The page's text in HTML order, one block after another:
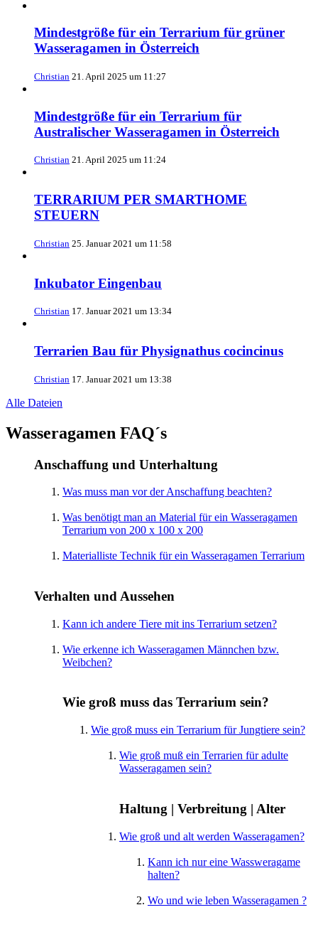
Mindestgröße für ein Terrarium für grüner
Wasseragamen in Österreich
Christian 21. April 2025 um 11:27
Mindestgröße für ein Terrarium für
Australischer Wasseragamen in Österreich
Christian 21. April 2025 um 11:24
TERRARIUM PER SMARTHOME
STEUERN
Christian 25. Januar 2021 um 11:58
Inkubator Eingenbau
Christian 17. Januar 2021 um 13:34
Terrarien Bau für Physignathus cocincinus
Christian 17. Januar 2021 um 13:38
Alle Dateien
Wasseragamen FAQ´s
Anschaffung und Unterhaltung
Was muss man vor der Anschaffung beachten?
Was benötigt man an Material für ein Wasseragamen
Terrarium von 200 x 100 x 200
Materialliste Technik für ein Wasseragamen Terrarium
Verhalten und Aussehen
Kann ich andere Tiere mit ins Terrarium setzen?
Wie erkenne ich Wasseragamen Männchen bzw.
Weibchen?
Wie groß muss das Terrarium sein?
Wie groß muss ein Terrarium für Jungtiere sein?
Wie groß muß ein Terrarien für adulte
Wasseragamen sein?
Haltung | Verbreitung | Alter
Wie groß und alt werden Wasseragamen?
Kann ich nur eine Wassweragame
halten?
Wo und wie leben Wasseragamen ?